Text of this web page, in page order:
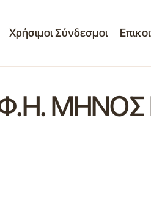
Χρήσιμοι Σύνδεσμοι
ΜΗΝΟΣ